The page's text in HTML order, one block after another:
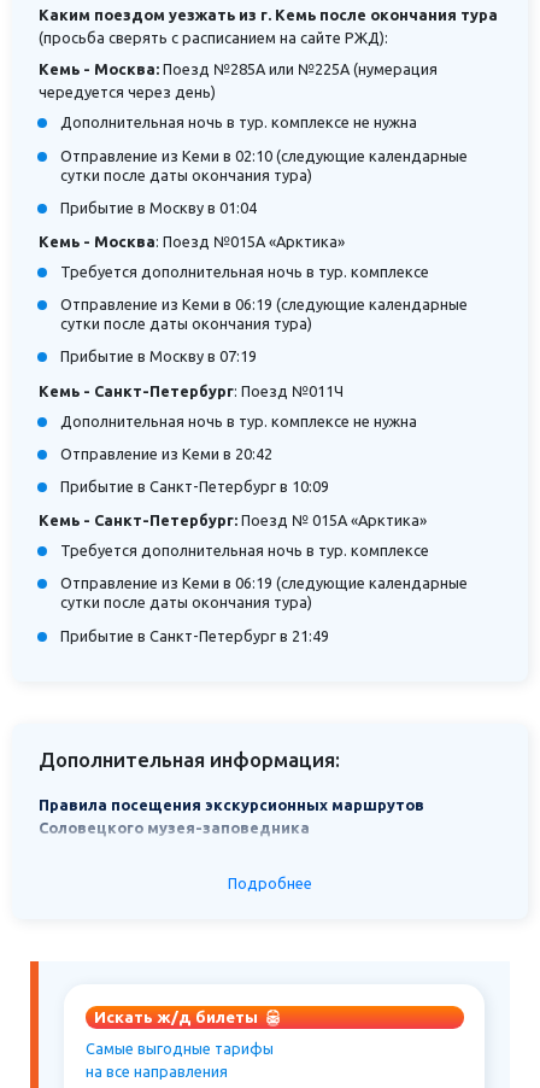
Каким поездом уезжать из г. Кемь после окончания тура
(просьба сверять с расписанием на сайте РЖД):
Кемь - Москва: Поезд №285А или №225А (нумерация
чередуется через день)
Дополнительная ночь в тур. комплексе не нужна
Отправление из Кеми в 02:10 (следующие календарные
сутки после даты окончания тура)
Прибытие в Москву в 01:04
Кемь - Москва: Поезд №015А «Арктика»
Требуется дополнительная ночь в тур. комплексе
Отправление из Кеми в 06:19 (следующие календарные
сутки после даты окончания тура)
Прибытие в Москву в 07:19
Кемь - Санкт-Петербург: Поезд №011Ч
Дополнительная ночь в тур. комплексе не нужна
Отправление из Кеми в 20:42
Прибытие в Санкт-Петербург в 10:09
Кемь - Санкт-Петербург: Поезд № 015А «Арктика»
Требуется дополнительная ночь в тур. комплексе
Отправление из Кеми в 06:19 (следующие календарные
сутки после даты окончания тура)
Прибытие в Санкт-Петербург в 21:49
Дополнительная информация:
Правила посещения экскурсионных маршрутов
Соловецкого музея-заповедника
1. Общие рекомендации
исключением экспозиций, производится бесплатно.
Профессиональная фото-, видео- и киносъѐмка разрешается
при наличии договора с администрацией музея-заповедника.
Подробнее
Искать ж/д билеты
Самые выгодные тарифы
на все направления